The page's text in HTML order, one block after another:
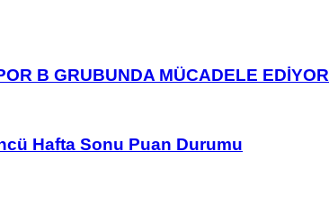
B GRUBUNDA MÜCADELE EDİYOR
Hafta Sonu Puan Durumu